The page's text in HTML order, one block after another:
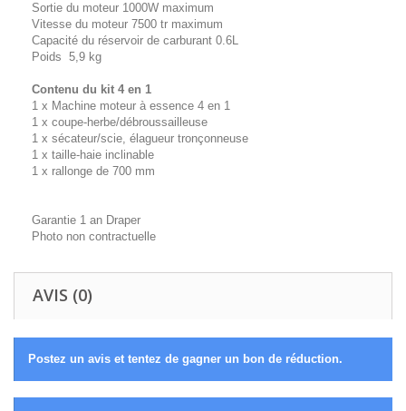
Sortie du moteur 1000W maximum
Vitesse du moteur 7500 tr maximum
Capacité du réservoir de carburant 0.6L
Poids 5,9 kg
Contenu du kit 4 en 1
1 x Machine moteur à essence 4 en 1
1 x coupe-herbe/débroussailleuse
1 x sécateur/scie, élagueur tronçonneuse
1 x taille-haie inclinable
1 x rallonge de 700 mm
Garantie 1 an Draper
Photo non contractuelle
AVIS (0)
Postez un avis et tentez de gagner un bon de réduction.